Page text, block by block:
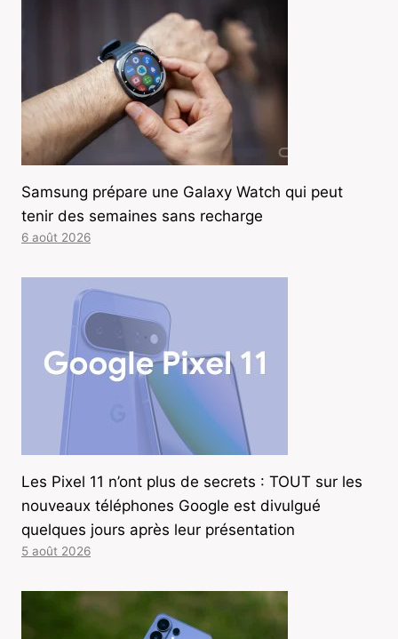
Samsung prépare une Galaxy Watch qui peut
tenir des semaines sans recharge
6 août 2026
Les Pixel 11 n’ont plus de secrets : TOUT sur les
nouveaux téléphones Google est divulgué
quelques jours après leur présentation
5 août 2026